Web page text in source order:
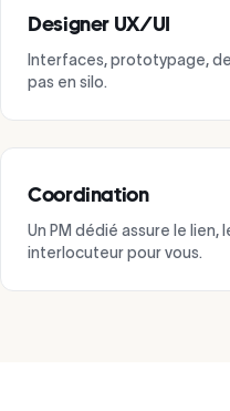
Designer UX/UI
Interfaces, prototypage,
pas en silo.
Coordination
Un PM dédié assure le lien,
interlocuteur pour vous.